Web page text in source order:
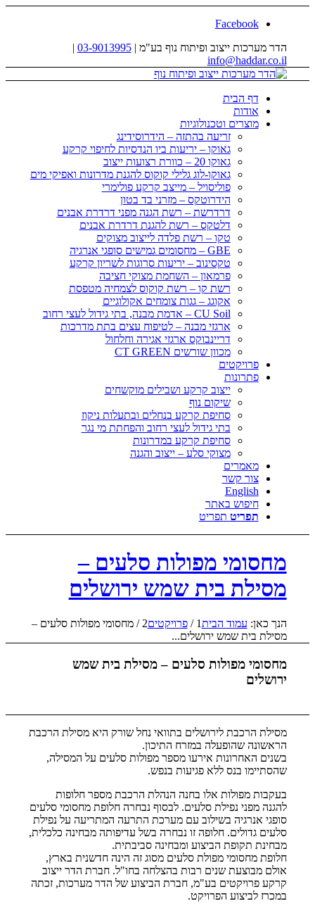
Facebook
הדר מערכות ייצוב ופיתוח נוף בע"מ |03-9013995
|
info@haddar.co.il
דף הבית
אודות
מוצרים וטכנולוגיות
זריעה בהתזה – הידרוסידינג
גאוקו – יריעות ביו הנדסיות לחיפוי קרקע
גאוקו 20 – כוורת רצועות ייצוב
גאוקו-לוג גלילי קוקוס להגנת מדרונות ואפיקי מים
פוליסויל – מייצב קרקע פולימרי
הידרוטקס – מזרני בד בטון
דרדרשת – רשת הגנה מפני דרדרת אבנים
דלטקס – רשת להגנת דרדרת אבנים
טקו – רשת פלדה לייצוב מצוקים
GBE – מחסומים גמישים סופגי אנרגיה
טקסינוב – יריעות סרוגות לשריון קרקע
פרמאון – השחמת מצוקי חציבה
רשת קו – רשת קוקוס לצמחיה מטפסת
אקוגג – גגות צומחים אקולוגיים
CU Soil – אדמת מבנה, בתי גידול לעצי רחוב
ארגזי מבנה – לטיפוח עצים בתת מדרכות
דריינבוקס ארגזי אגירה וחלחול
מכוון שורשים CT GREEN
פרויקטים
פתרונות
ייצוב קרקע ושבילים מוקשחים
שיקום נוף
סחיפת קרקע בנחלים ובתעלות ניקוז
בתי גידול לעצי רחוב והפחתת מי נגר
סחיפת קרקע במדרונות
מצוקי סלע – ייצוב והגנה
מאמרים
צור קשר
English
חיפוש באתר
תפריט תפריט
מחסומי מפולות סלעים –
מסילת בית שמש ירושלים
הנך כאן: עמוד הבית1
/ פרויקטים2
/ מחסומי מפולות סלעים –
מסילת בית שמש ירושלים...
מחסומי מפולות סלעים – מסילת בית שמש
ירושלים
מסילת הרכבת לירושלים בתוואי נחל שורק היא מסילת הרכבת
הראשונה שהופעלה במזרח התיכון.
בשנים האחרונות אירעו מספר מפולות סלעים על המסילה,
שהסתיימו בנס ללא פגיעות בנפש.
בעקבות מפולות אלו בחנה הנהלת הרכבת מספר חלופות
להגנה מפני נפילת סלעים. לבסוף נבחרה חלופת מחסומי סלעים
סופגי אנרגיה בשילוב עם מערכת התרעה המתריעה על נפילת
סלעים גדולים. חלופה זו נבחרה בשל עדיפותה מבחינה כלכלית,
מבחינת תקופת הביצוע ומבחינה סביבתית.
חלופת מחסומי מפולת סלעים מסוג זה הינה חדשנית בארץ,
אולם מבוצעת שנים רבות בהצלחה בחו"ל. חברת הדר ייצוב
קרקע פרויקטים בע"מ, חברת הביצוע של הדר מערכות, זכתה
במכרז לביצוע הפרויקט.